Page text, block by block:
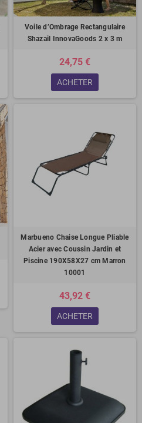
Voile d’Ombrage Rectangulaire
Shazail InnovaGoods 2 x 3 m
24,75 €
ACHETER
Marbueno Chaise Longue Pliable
Acier avec Coussin Jardin et
Piscine 190X58X27 cm Marron
10001
43,92 €
ACHETER